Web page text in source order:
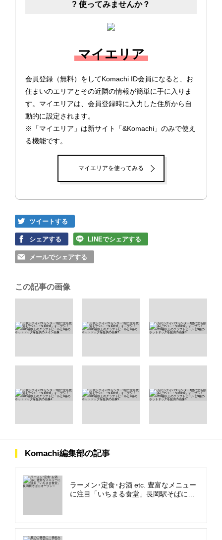
? 使ってみませんか？
マイエリア
会員登録（無料）をしてKomachi ID会員になると、お
住まいのエリアとその近隣の情報が簡単に手に入りま
す。マイエリアは、会員登録時に入力した住所から自
動的に設定されます。
※「マイエリア」は新サイト「&Komachi」のみで使え
る機能です。
マイエリアを使ってみる
ツイートする
シェアする LINEでシェアする
メールでシェアする
この記事の画像
Komachi編集部の記事
ラーメン･定食･お酒 etc. 豊富なメニュー
に注目「いちまる食堂」長岡駅そばにオ